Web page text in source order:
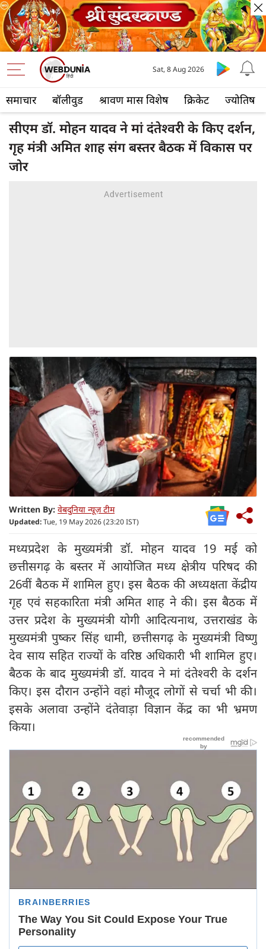
समाचार बॉलीवुड श्रावण मास विशेष क्रिकेट ज्योतिष
Sat, 8 Aug 2026
सीएम डॉ. मोहन यादव ने मां दंतेश्वरी के किए दर्शन,
गृह मंत्री अमित शाह संग बस्तर बैठक में विकास पर
जोर
Written By: वेबदुनिया न्यूज़ टीम
Updated:Tue, 19 May 2026 (23:20 IST)
मध्यप्रदेश के मुख्यमंत्री डॉ. मोहन यादव 19 मई को
छत्तीसगढ़ के बस्तर में आयोजित मध्य क्षेत्रीय परिषद की
26वीं बैठक में शामिल हुए। इस बैठक की अध्यक्षता केंद्रीय
गृह एवं सहकारिता मंत्री अमित शाह ने की। इस बैठक में
उत्तर प्रदेश के मुख्यमंत्री योगी आदित्यनाथ, उत्तराखंड के
मुख्यमंत्री पुष्कर सिंह धामी, छत्तीसगढ़ के मुख्यमंत्री विष्णु
देव साय सहित राज्यों के वरिष्ठ अधिकारी भी शामिल हुए।
बैठक के बाद मुख्यमंत्री डॉ. यादव ने मां दंतेश्वरी के दर्शन
किए। इस दौरान उन्होंने वहां मौजूद लोगों से चर्चा भी की।
इसके अलावा उन्होंने दंतेवाड़ा विज्ञान केंद्र का भी भ्रमण
किया।